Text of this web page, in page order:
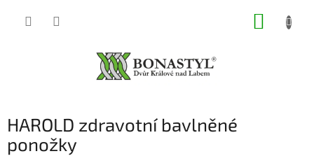
HAROLD zdravotní bavlněné
ponožky